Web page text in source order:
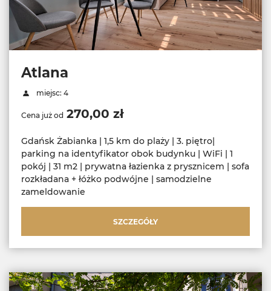
Atlana
miejsc: 4
Cena już od 270,00 zł
Gdańsk Żabianka | 1,5 km do plaży | 3. piętro|
parking na identyfikator obok budynku | WiFi | 1
pokój | 31 m2 | prywatna łazienka z prysznicem | sofa
rozkładana + łóżko podwójne | samodzielne
zameldowanie
SZCZEGÓŁY